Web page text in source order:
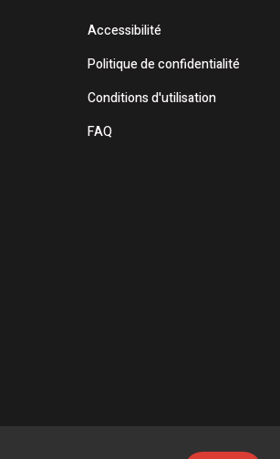
Accessibilité
Politique de confidentialité
Conditions d'utilisation
FAQ